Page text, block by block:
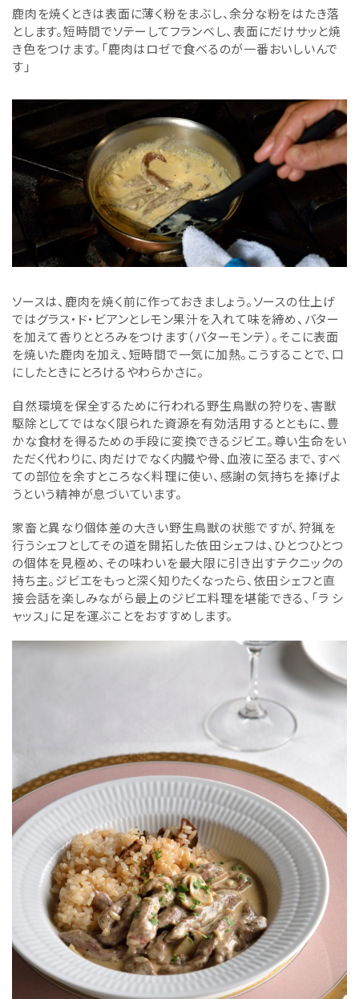
鹿肉を焼くときは表面に薄く粉をまぶし、余分な粉をはたき落
とします。短時間でソテーしてフランベし、表面にだけサッと焼
き色をつけます。「鹿肉はロゼで食べるのが一番おいしいんで
す」
ソースは、鹿肉を焼く前に作っておきましょう。ソースの仕上げ
ではグラス・ド・ビアンとレモン果汁を入れて味を締め、バター
を加えて香りととろみをつけます（バターモンテ）。そこに表面
を焼いた鹿肉を加え、短時間で一気に加熱。こうすることで、口
にしたときにとろけるやわらかさに。
自然環境を保全するために行われる野生鳥獣の狩りを、害獣
駆除としてではなく限られた資源を有効活用するとともに、豊
かな食材を得るための手段に変換できるジビエ。尊い生命をい
ただく代わりに、肉だけでなく内臓や骨、血液に至るまで、すべ
ての部位を余すところなく料理に使い、感謝の気持ちを捧げよ
うという精神が息づいています。
家畜と異なり個体差の大きい野生鳥獣の状態ですが、狩猟を
行うシェフとしてその道を開拓した依田シェフは、ひとつひとつ
の個体を見極め、その味わいを最大限に引き出すテクニックの
持ち主。ジビエをもっと深く知りたくなったら、依田シェフと直
接会話を楽しみながら最上のジビエ料理を堪能できる、「ラ シ
ャッス」に足を運ぶことをおすすめします。